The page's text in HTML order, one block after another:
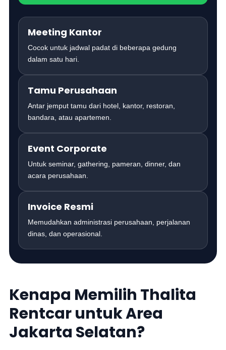
Meeting Kantor
Cocok untuk jadwal padat di beberapa gedung
dalam satu hari.
Tamu Perusahaan
Antar jemput tamu dari hotel, kantor, restoran,
bandara, atau apartemen.
Event Corporate
Untuk seminar, gathering, pameran, dinner, dan
acara perusahaan.
Invoice Resmi
Memudahkan administrasi perusahaan, perjalanan
dinas, dan operasional.
Kenapa Memilih Thalita
Rentcar untuk Area
Jakarta Selatan?